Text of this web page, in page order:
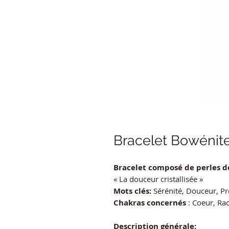
Bracelet
Bracelet composé de perles
« La douceur cristallisée »
Mots clés: Sérénité, Douceur,
Chakras concernés : Coeur,
Description générale: